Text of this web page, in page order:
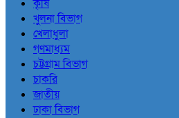
কৃষি
খুলনা বিভাগ
খেলাধুলা
গণমাধ্যম
চট্টগ্রাম বিভাগ
চাকরি
জাতীয়
ঢাকা বিভাগ